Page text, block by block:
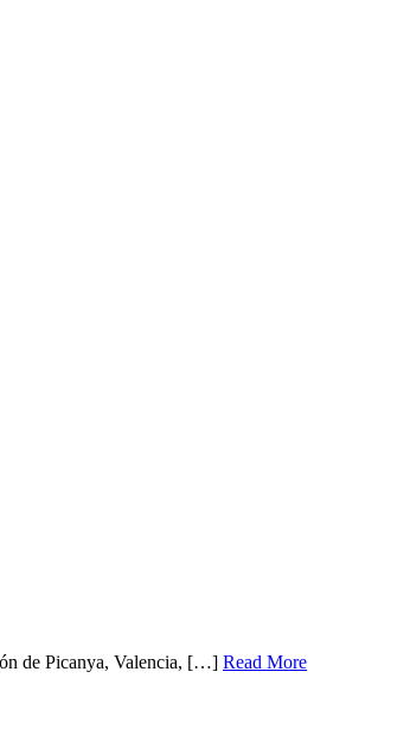
de Picanya, Valencia, […] Read More